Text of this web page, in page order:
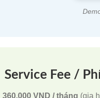
Service Fee /
360,000 VND / tháng (gia